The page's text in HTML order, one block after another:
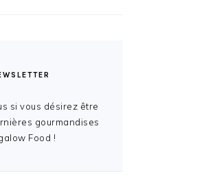
si vous désirez être
gourmandises
Food !